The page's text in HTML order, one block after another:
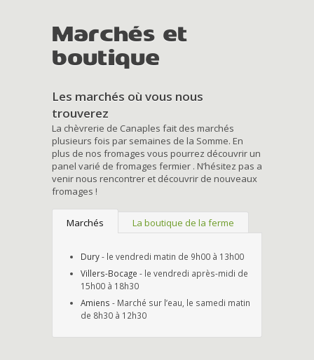
Marchés et
boutique
Les marchés où vous nous
trouverez
La chèvrerie de Canaples fait des marchés
plusieurs fois par semaines de la Somme. En
plus de nos fromages vous pourrez découvrir un
panel varié de fromages fermier . N’hésitez pas a
venir nous rencontrer et découvrir de nouveaux
fromages !
Marchés La boutique de la ferme
Dury- le vendredi matin de 9h00 à 13h00
Villers-Bocage - le vendredi après-midi de
15h00 à 18h30
Amiens - Marché sur l’eau, le samedi matin
de 8h30 à 12h30